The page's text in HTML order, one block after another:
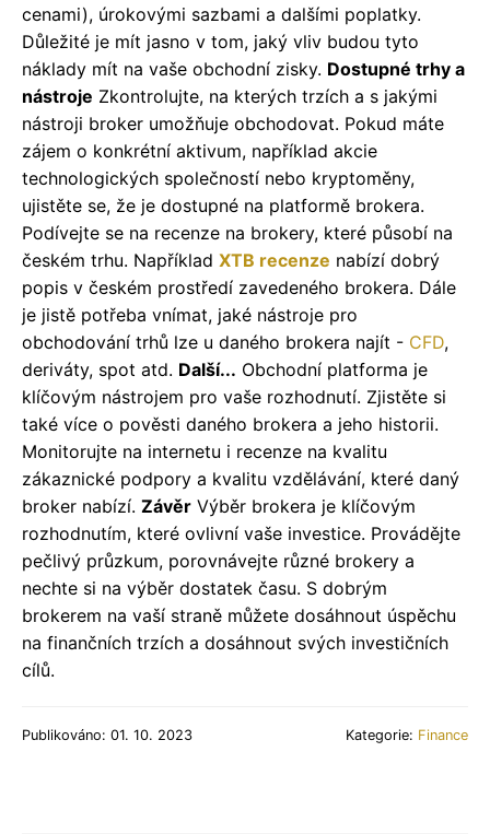
cenami), úrokovými sazbami a dalšími poplatky.
Důležité je mít jasno v tom, jaký vliv budou tyto
náklady mít na vaše obchodní zisky. Dostupné trhy a
nástroje Zkontrolujte, na kterých trzích a s jakými
nástroji broker umožňuje obchodovat. Pokud máte
zájem o konkrétní aktivum, například akcie
technologických společností nebo kryptoměny,
ujistěte se, že je dostupné na platformě brokera.
Podívejte se na recenze na brokery, které působí na
českém trhu. Například XTB recenze nabízí dobrý
popis v českém prostředí zavedeného brokera. Dále
je jistě potřeba vnímat, jaké nástroje pro
obchodování trhů lze u daného brokera najít - CFD,
deriváty, spot atd. Další... Obchodní platforma je
klíčovým nástrojem pro vaše rozhodnutí. Zjistěte si
také více o pověsti daného brokera a jeho historii.
Monitorujte na internetu i recenze na kvalitu
zákaznické podpory a kvalitu vzdělávání, které daný
broker nabízí. Závěr Výběr brokera je klíčovým
rozhodnutím, které ovlivní vaše investice. Provádějte
pečlivý průzkum, porovnávejte různé brokery a
nechte si na výběr dostatek času. S dobrým
brokerem na vaší straně můžete dosáhnout úspěchu
na finančních trzích a dosáhnout svých investičních
cílů.
Publikováno: 01. 10. 2023 Kategorie: Finance